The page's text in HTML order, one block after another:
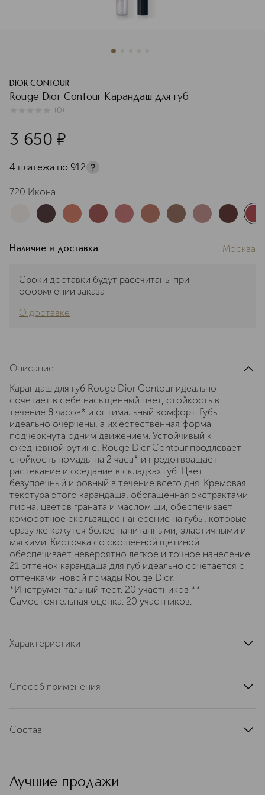
DIOR CONTOUR
Rouge Dior Contour Карандаш для губ
(0)
3 650 ¤
4 платежа по 912
720 Икона
Наличие и доставка Москва
Сроки доставки будут рассчитаны при
оформлении заказа
О доставке
Описание
Карандаш для губ Rouge Dior Contour идеально
сочетает в себе насыщенный цвет, стойкость в
течение 8 часов* и оптимальный комфорт. Губы
идеально очерчены, а их естественная форма
подчеркнута одним движением. Устойчивый к
ежедневной рутине, Rouge Dior Contour продлевает
стойкость помады на 2 часа* и предотвращает
растекание и оседание в складках губ. Цвет
безупречный и ровный в течение всего дня. Кремовая
текстура этого карандаша, обогащенная экстрактами
пиона, цветов граната и маслом ши, обеспечивает
комфортное скользящее нанесение на губы, которые
сразу же кажутся более напитанными, эластичными и
мягкими. Кисточка со скошенной щетиной
обеспечивает невероятно легкое и точное нанесение.
21 оттенок карандаша для губ идеально сочетается с
оттенками новой помады Rouge Dior.
*Инструментальный тест. 20 участников **
Самостоятельная оценка. 20 участников.
Характеристики
область применения
текстура
кремовая
Способ применения
Состав
TRIMETHYLSILOXYSILICATE • SUCROSE TETRASTEARATE
TRIACETATE • ISOAMYL LAURATE • SILICA •
Лучшие продажи